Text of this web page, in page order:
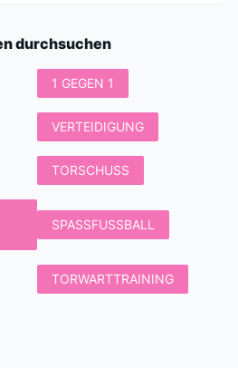
durchsuchen
1 GEGEN 1
VERTEIDIGUNG
TORSCHUSS
SPASSFUSSBALL
TORWARTTRAINING